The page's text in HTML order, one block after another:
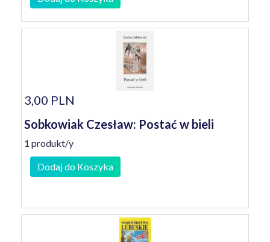
3,00 PLN
Sobkowiak Czesław: Postać w bieli
1 produkt/y
Dodaj do Koszyka